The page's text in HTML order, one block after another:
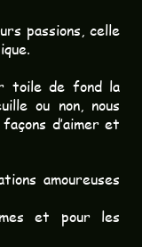
passions, celle
toile de fond la
ou non, nous
d’aimer et
amoureuses
et pour les